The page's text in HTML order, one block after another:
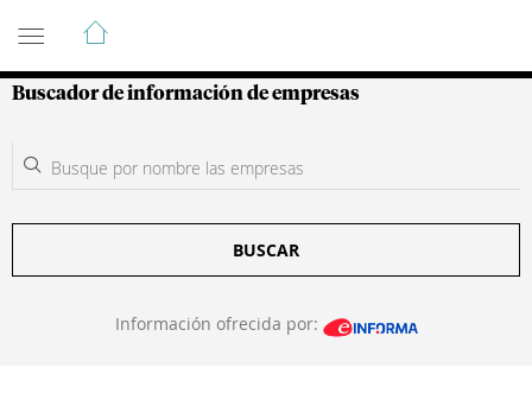
Guía de Empresas Colombianas
Buscador de información de empresas
BUSCAR
Información ofrecida por: